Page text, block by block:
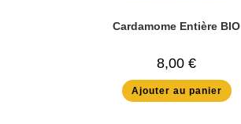
Cardamome Entière BIO
8,00 €
Ajouter au panier